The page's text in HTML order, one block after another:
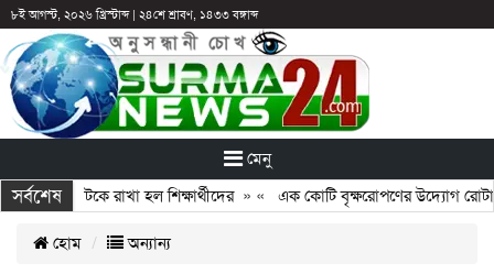
৮ই আগস্ট, ২০২৬ খ্রিস্টাব্দ| ২৪শে শ্রাবণ, ১৪৩৩ বঙ্গাব্দ
মেনু
সর্বশেষ
পরও আটকে রাখা হল শিক্ষার্থীদের» « এক কোটি বৃক্ষরোপণের উদ্যোগ রোটারি
হোম অন্যান্য